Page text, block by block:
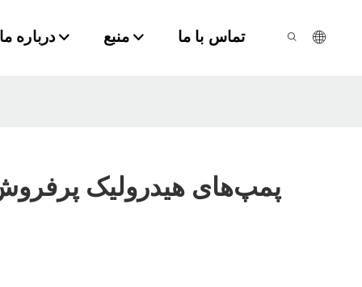
درباره منبع تماس با ما
پمپ‌های هیدرولیک